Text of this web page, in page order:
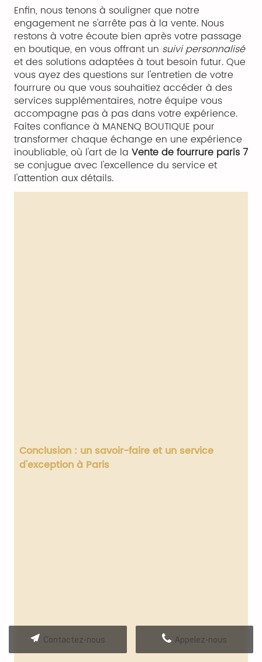
Enfin, nous tenons à souligner que notre
engagement ne s'arrête pas à la vente. Nous
restons à votre écoute bien après votre passage
en boutique, en vous offrant un suivi personnalisé
et des solutions adaptées à tout besoin futur. Que
vous ayez des questions sur l'entretien de votre
fourrure ou que vous souhaitiez accéder à des
services supplémentaires, notre équipe vous
accompagne pas à pas dans votre expérience.
Faites confiance à MANENQ BOUTIQUE pour
transformer chaque échange en une expérience
inoubliable, où l'art de la Vente de fourrure paris 7
se conjugue avec l'excellence du service et
l'attention aux détails.
Conclusion : un savoir-faire et un service
d'exception à Paris
Appelez-nous
Contactez-nous